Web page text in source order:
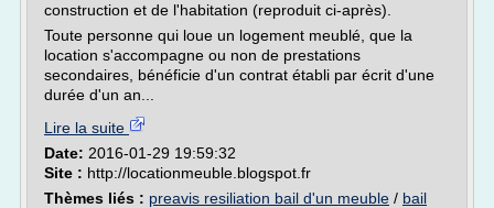
construction et de l'habitation (reproduit ci-après).
Toute personne qui loue un logement meublé, que la
location s'accompagne ou non de prestations
secondaires, bénéficie d'un contrat établi par écrit d'une
durée d'un an...
Lire la suite
Date: 2016-01-29 19:59:32
Site : http://locationmeuble.blogspot.fr
Thèmes liés : preavis resiliation bail d'un meuble / bail